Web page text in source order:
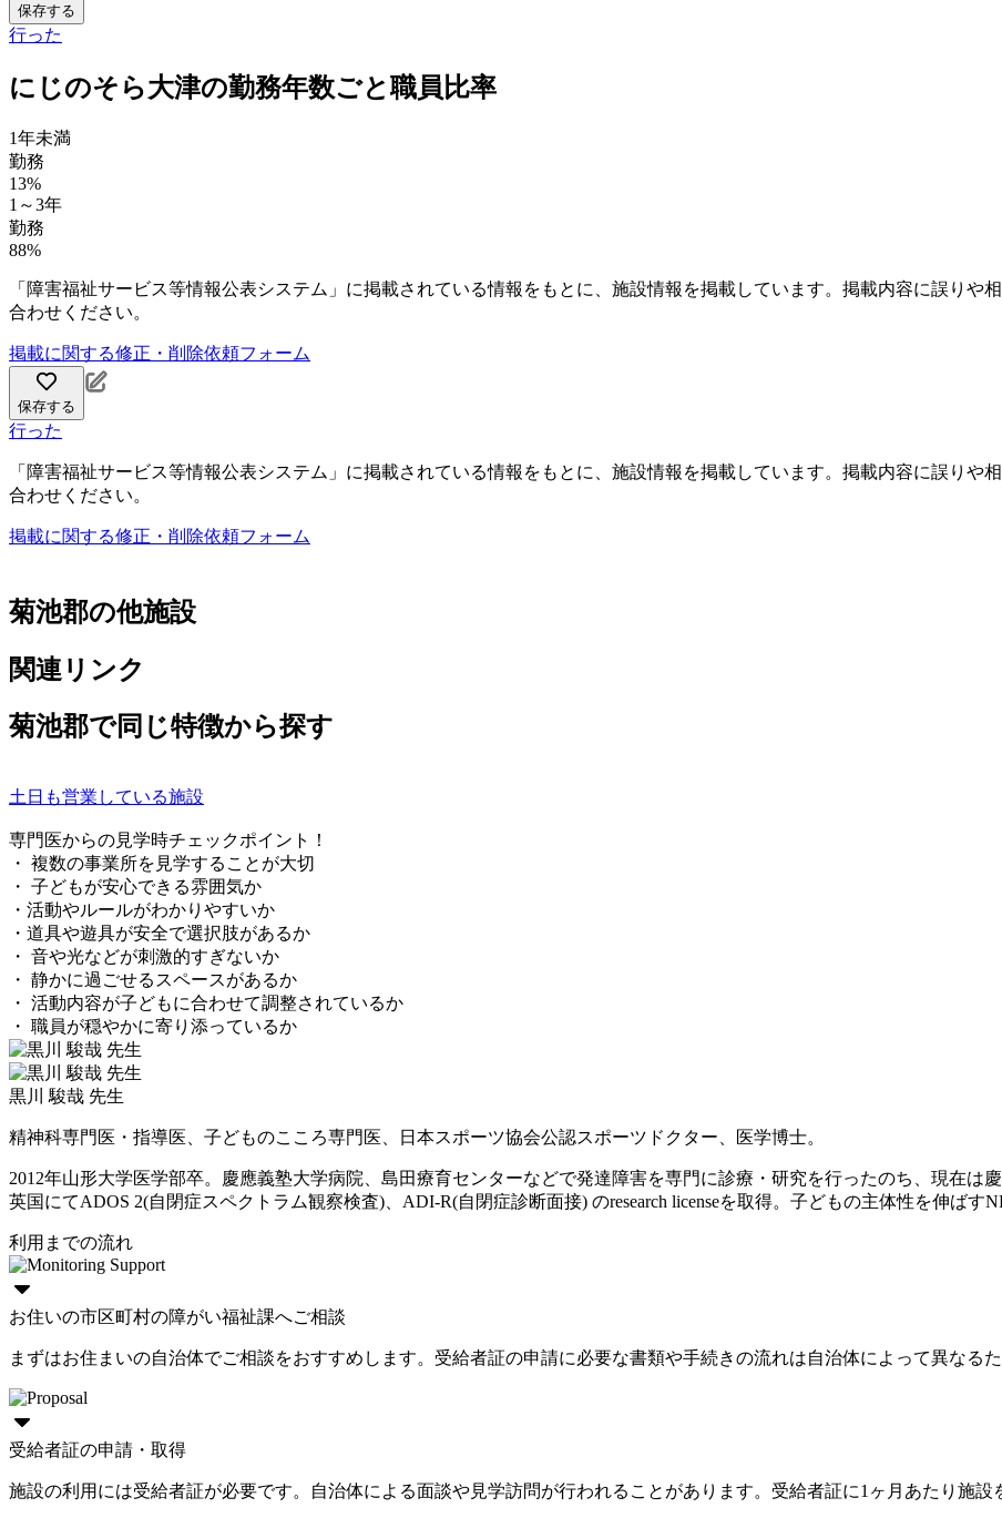
保存する
行った
にじのそら大津の勤務年数ごと職員比率
1年未満
勤務
13%
1～3年
勤務
88%
「障害福祉サービス等情報公表システム」に掲載されている情報をもとに、施設情報を掲載しています。掲載内容に誤りや
合わせください。
掲載に関する修正・削除依頼フォーム
保存する
行った
「障害福祉サービス等情報公表システム」に掲載されている情報をもとに、施設情報を掲載しています。掲載内容に誤りや
合わせください。
掲載に関する修正・削除依頼フォーム
菊池郡の他施設
関連リンク
菊池郡で同じ特徴から探す
土日も営業している施設
専門医からの見学時チェックポイント！
・ 複数の事業所を見学することが大切
・ 子どもが安心できる雰囲気か
・活動やルールがわかりやすいか
・道具や遊具が安全で選択肢があるか
・ 音や光などが刺激的すぎないか
・ 静かに過ごせるスペースがあるか
・ 活動内容が子どもに合わせて調整されているか
・ 職員が穏やかに寄り添っているか
黒川 駿哉 先生
精神科専門医・指導医、子どものこころ専門医、日本スポーツ協会公認スポーツドクター、医学博士。
2012年山形大学医学部卒。慶應義塾大学病院、島田療育センターなどで発達障害を専門に診療・研究を行ったのち、現在
英国にてADOS 2(自閉症スペクトラム観察検査)、ADI-R(自閉症診断面接) のresearch licenseを取得。子どもの主体性を伸ばす
利用までの流れ
お住いの市区町村の障がい福祉課へご相談
まずはお住まいの自治体でご相談をおすすめします。受給者証の申請に必要な書類や手続きの流れは自治体によって異なる
受給者証の申請・取得
施設の利用には受給者証が必要です。自治体による面談や見学訪問が行われることがあります。受給者証に1ヶ月あたり施